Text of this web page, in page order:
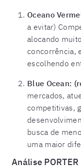
Oceano
a evitar)
alocando
concorrência,
escolhendo
Blue Ocean:
mercados,
competitivas,
busca de
uma maior
Análise PORTER